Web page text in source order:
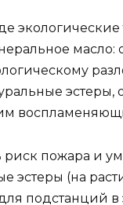
масло:
риск пожара и
эстеры (на
подстанций